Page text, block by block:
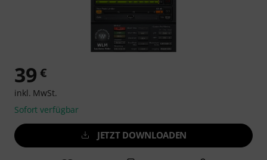
39 €
inkl. MwSt.
Sofort verfügbar
JETZT DOWNLOADEN